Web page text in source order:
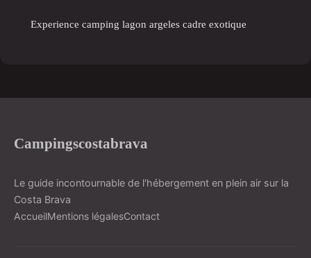
Experience camping lagon argeles cadre exotique
Campingscostabrava
Le guide incontournable de l'hébergement en plein air sur la
Costa Brava
AccueilMentions légalesContact